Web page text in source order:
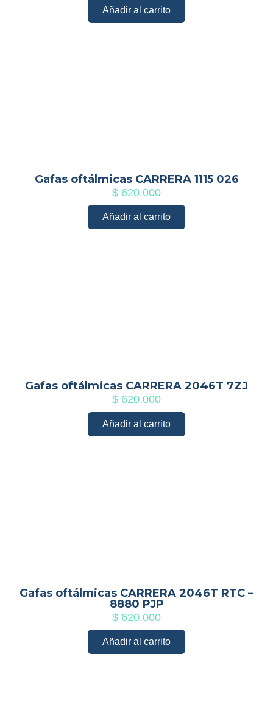
Añadir al carrito
Gafas oftálmicas CARRERA 1115 026
$ 620.000
Añadir al carrito
Gafas oftálmicas CARRERA 2046T 7ZJ
$ 620.000
Añadir al carrito
Gafas oftálmicas CARRERA 2046T RTC –
8880 PJP
$ 620.000
Añadir al carrito